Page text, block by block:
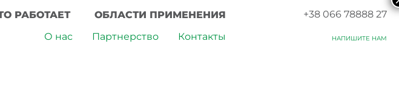
РАБОТАЕТ
ОБЛАСТИ ПРИМЕНЕНИЯ
О нас
Партнерство Контакты
+38 066 78888 27
НАПИШИТЕ НАМ